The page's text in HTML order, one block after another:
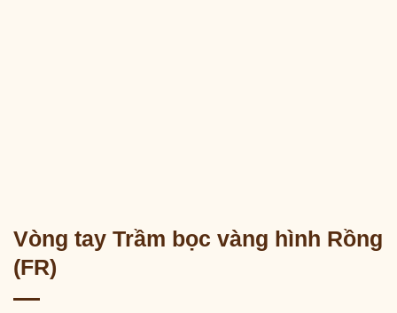
Vòng tay Trầm bọc vàng hình Rồng
(FR)